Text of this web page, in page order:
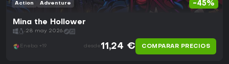
-45%
Action Adventure
Mina the Hollower
28 may 2026
Eneba +19 desde 11,24 € COMPARAR PRECIOS